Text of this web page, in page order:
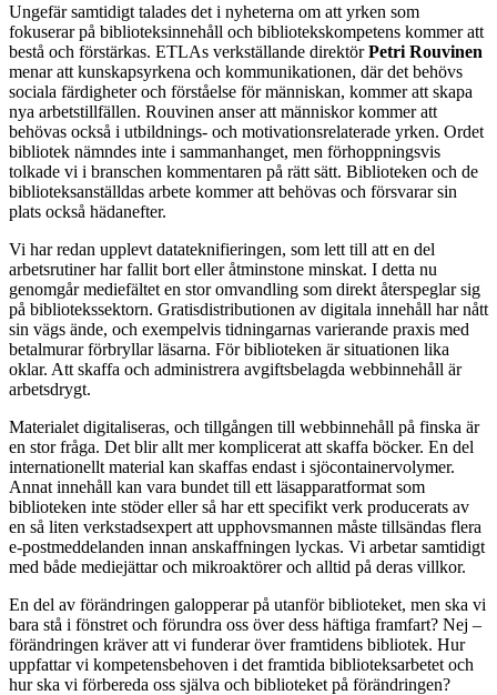
Ungefär samtidigt talades det i nyheterna om att yrken som
fokuserar på biblioteksinnehåll och bibliotekskompetens kommer att
bestå och förstärkas. ETLAs verkställande direktörPetri Rouvinen
menar att kunskapsyrkena och kommunikationen, där det behövs
sociala färdigheter och förståelse för människan, kommer att skapa
nya arbetstillfällen. Rouvinen anser att människor kommer att
behövas också i utbildnings- och motivationsrelaterade yrken. Ordet
bibliotek nämndes inte i sammanhanget, men förhoppningsvis
tolkade vi i branschen kommentaren på rätt sätt. Biblioteken och de
biblioteksanställdas arbete kommer att behövas och försvarar sin
plats också hädanefter.
Vi har redan upplevt datateknifieringen, som lett till att en del
arbetsrutiner har fallit bort eller åtminstone minskat. I detta nu
genomgår mediefältet en stor omvandling som direkt återspeglar sig
på bibliotekssektorn. Gratisdistributionen av digitala innehåll har nått
sin vägs ände, och exempelvis tidningarnas varierande praxis med
betalmurar förbryllar läsarna. För biblioteken är situationen lika
oklar. Att skaffa och administrera avgiftsbelagda webbinnehåll är
arbetsdrygt.
Materialet digitaliseras, och tillgången till webbinnehåll på finska är
en stor fråga. Det blir allt mer komplicerat att skaffa böcker. En del
internationellt material kan skaffas endast i sjöcontainervolymer.
Annat innehåll kan vara bundet till ett läsapparatformat som
biblioteken inte stöder eller så har ett specifikt verk producerats av
en så liten verkstadsexpert att upphovsmannen måste tillsändas flera
e-postmeddelanden innan anskaffningen lyckas. Vi arbetar samtidigt
med både mediejättar och mikroaktörer och alltid på deras villkor.
En del av förändringen galopperar på utanför biblioteket, men ska vi
bara stå i fönstret och förundra oss över dess häftiga framfart? Nej –
förändringen kräver att vi funderar över framtidens bibliotek. Hur
uppfattar vi kompetensbehoven i det framtida biblioteksarbetet och
hur ska vi förbereda oss själva och biblioteket på förändringen?